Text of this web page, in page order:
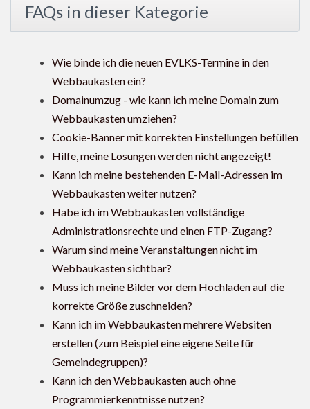
FAQs in dieser Kategorie
Wie binde ich die neuen EVLKS-Termine in den
Webbaukasten ein?
Domainumzug - wie kann ich meine Domain zum
Webbaukasten umziehen?
Cookie-Banner mit korrekten Einstellungen befüllen
Hilfe, meine Losungen werden nicht angezeigt!
Kann ich meine bestehenden E-Mail-Adressen im
Webbaukasten weiter nutzen?
Habe ich im Webbaukasten vollständige
Administrationsrechte und einen FTP-Zugang?
Warum sind meine Veranstaltungen nicht im
Webbaukasten sichtbar?
Muss ich meine Bilder vor dem Hochladen auf die
korrekte Größe zuschneiden?
Kann ich im Webbaukasten mehrere Websiten
erstellen (zum Beispiel eine eigene Seite für
Gemeindegruppen)?
Kann ich den Webbaukasten auch ohne
Programmierkenntnisse nutzen?